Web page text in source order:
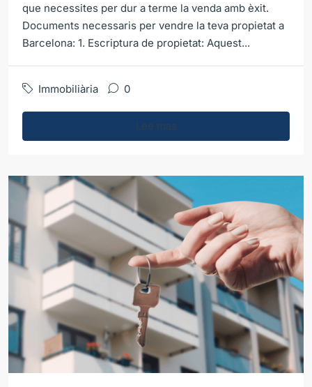
que necessites per dur a terme la venda amb èxit.
Documents necessaris per vendre la teva propietat a
Barcelona: 1. Escriptura de propietat: Aquest...
Immobiliària 0
Lee mas